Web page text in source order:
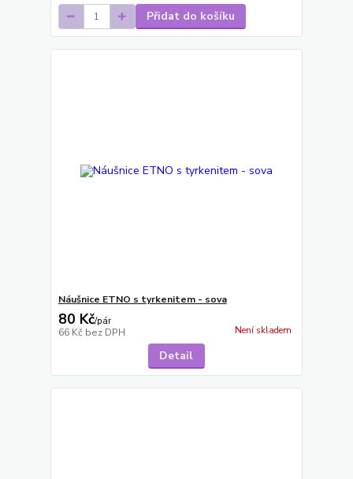
Přidat do košíku
Náušnice ETNO s tyrkenitem - sova
80 Kč/pár
66 Kč bez DPH Není skladem
Detail